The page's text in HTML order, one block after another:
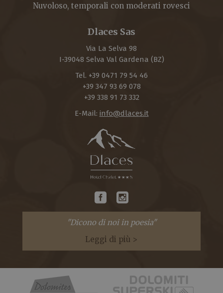
Nuvoloso, temporali con moderati rovesci
Dlaces Sas
Via La Selva 98
I-39048 Selva Val Gardena (BZ)
Tel. +39 0471 79 54 46
+39 347 93 69 078
+39 338 91 73 332
E-Mail: info@dlaces.it
"Dicono di noi in poesia"
Leggi di più >